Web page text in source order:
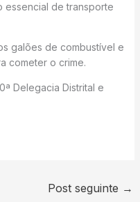
essencial de transporte
galões de combustível e
cometer o crime.
Delegacia Distrital e
Post seguinte →